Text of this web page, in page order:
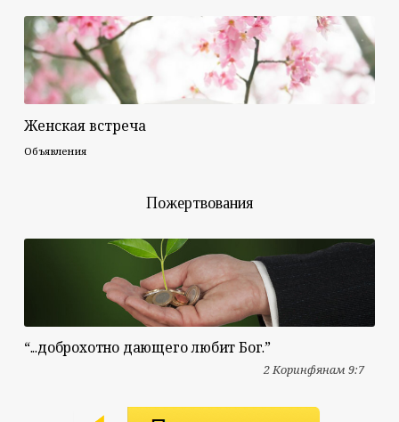
Женская встреча
Объявления
Пожертвования
“...доброхотно дающего любит Бог.”
2 Коринфянам 9:7